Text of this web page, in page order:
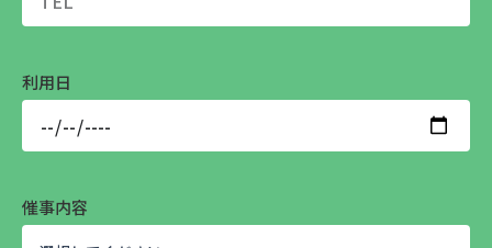
利用日
催事内容